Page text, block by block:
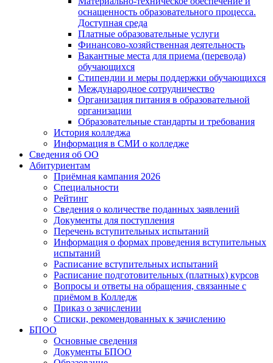
оснащенность образовательного процесса.
Доступная среда
Платные образовательные услуги
Финансово-хозяйственная деятельность
Вакантные места для приема (перевода)
обучающихся
Стипендии и меры поддержки обучающихся
Международное сотрудничество
Организация питания в образовательной
организации
Образовательные стандарты и требования
История колледжа
Информация в СМИ о колледже
Сведения об ОО
Абитуриентам
Приёмная кампания 2026
Специальности
Рейтинг
Сведения о количестве поданных заявлений
Документы для поступления
Перечень вступительных испытаний
Информация о формах проведения вступительных
испытаний
Расписание вступительных испытаний
Расписание подготовительных (платных) курсов
Вопросы и ответы на обращения, связанные с
приёмом в Колледж
Приказ о зачислении
Списки, рекомендованных к зачислению
БПОО
Основные сведения
Документы БПОО